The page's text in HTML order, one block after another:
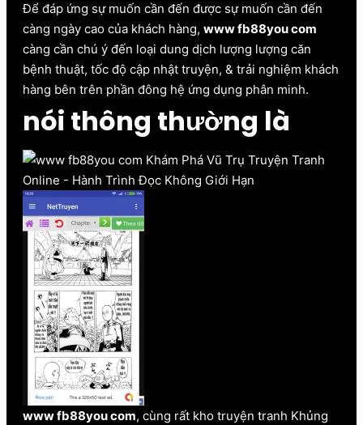
Để đáp ứng sự muốn cần đến được sự muốn cần đến
càng ngày cao của khách hàng, www fb88you com
càng cần chú ý đến loại dung dịch lượng lượng căn
bệnh thuật, tốc độ cập nhật truyện, & trải nghiệm khách
hàng bên trên phần đông hệ ứng dụng phân minh.
nói thông thường là
www fb88you com, cùng rất kho truyện tranh Khủng